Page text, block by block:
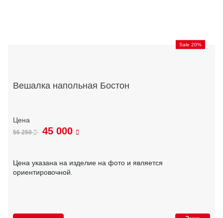
Sale 20%
Вешалка напольная Бостон
56 250 45 000
Цена указана на изделие на фото и является
ориентировочной.